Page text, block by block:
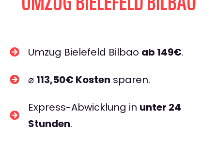
Umzug Bielefeld Bilbao ab 149€.
⌀ 113,50€ Kosten sparen.
Express-Abwicklung in unter 24
Stunden.